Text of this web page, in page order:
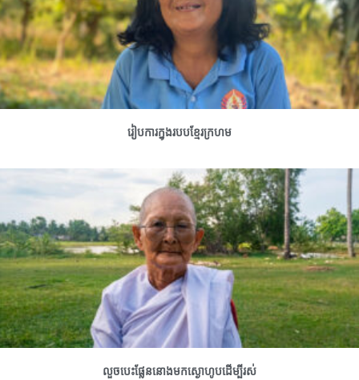
រៀបការក្នុងរបបខ្មែរក្រហម
លួចបេះផ្លែននោងមកស្ងោហូបដើម្បីរស់